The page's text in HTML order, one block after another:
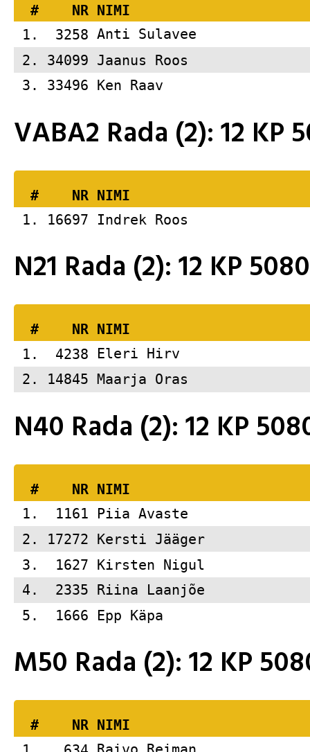
  #    NR
NIMI
1.  3258 Anti Sulavee
2. 34099 Jaanus Roos
3. 33496
Ken Raav
VABA2 Rada (2): 12 KP
  #    NR
NIMI
1. 16697 Indrek Roos
N21 Rada (2): 12 KP
  #    NR
NIMI
1.  4238
Eleri Hirv
2. 14845 Maarja Oras
N40 Rada (2): 12 KP
  #    NR
NIMI
1.  1161 Piia Avaste
2. 17272 Kersti Jääger
3.  1627 Kirsten Nigul
4.  2335 Riina Laanjõe
5.  1666 Epp Käpa
M50 Rada (2): 12 KP
  #    NR
NIMI